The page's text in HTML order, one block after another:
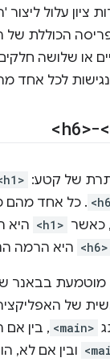
ציון עלול
הכוללת
או שלושה
נגישות לכל אחד
-
<h6>
של קטע:
. כל אחד מהם
כאשר <h1> היא
<h6> היא הרמה
מוטמעת בבאנר
של
<main> , בין
ובין אם לא,